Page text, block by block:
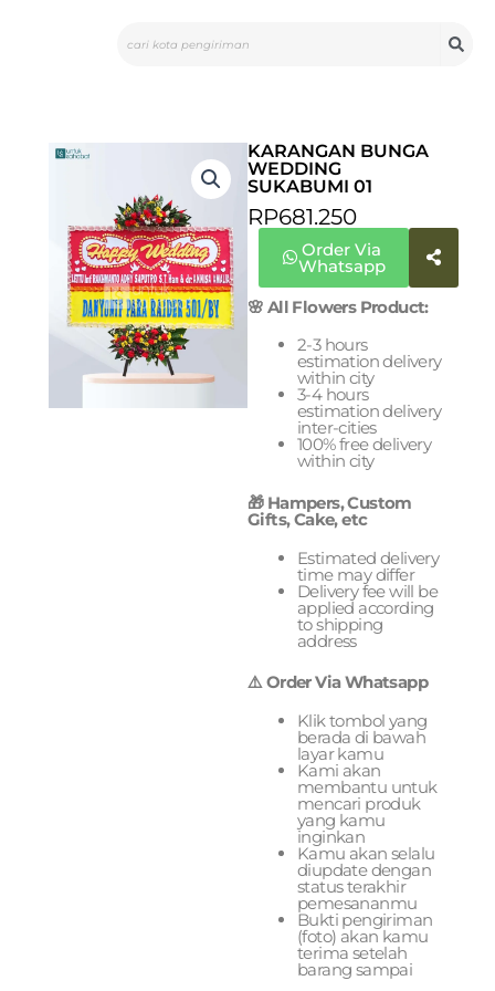
KARANGAN BUNGA
WEDDING
SUKABUMI 01
RP681.250
Order Via
Whatsapp
🌸 All Flowers Product:
2-3 hours
estimation delivery
within city
3-4 hours
estimation delivery
inter-cities
100% free delivery
within city
🎁 Hampers, Custom
Gifts, Cake, etc
Estimated delivery
time may differ
Delivery fee will be
applied according
to shipping
address
⚠️ Order Via Whatsapp
Klik tombol yang
berada di bawah
layar kamu
Kami akan
membantu untuk
mencari produk
yang kamu
inginkan
Kamu akan selalu
diupdate dengan
status terakhir
pemesananmu
Bukti pengiriman
(foto) akan kamu
terima setelah
barang sampai